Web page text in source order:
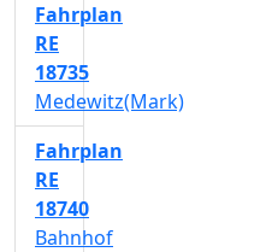
Fahrplan
RE
18735
Medewitz(Mark)
Fahrplan
RE
18740
Bahnhof